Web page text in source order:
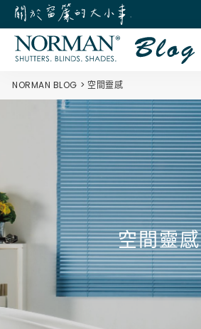
NORMAN BLOG 空間靈感
空間靈感